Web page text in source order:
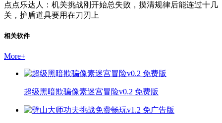
点点乐达人：机关挑战刚开始总失败，摸清规律后能连过十几
关，护盾道具要用在刀刃上
相关软件
More+
超级黑暗欺骗像素迷宫冒险v0.2 免费版